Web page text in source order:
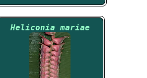
Heliconia mariae